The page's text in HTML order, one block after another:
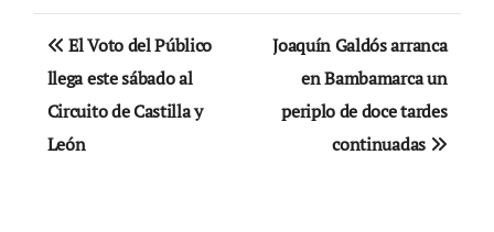
Navegación
de
entradas
El Voto del Público
llega este sábado al
Circuito de Castilla y
León
Joaquín Galdós arranca
en Bambamarca un
periplo de doce tardes
continuadas